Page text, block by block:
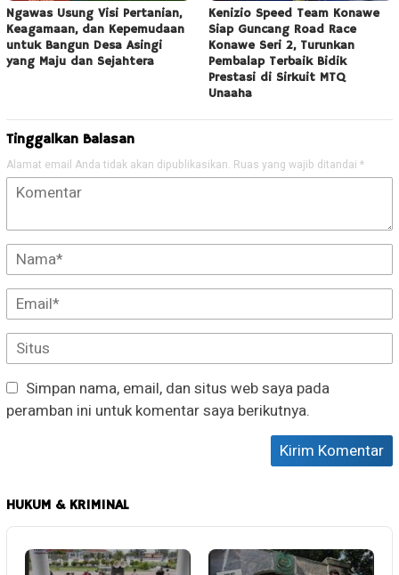
Ngawas Usung Visi Pertanian,
Keagamaan, dan Kepemudaan
untuk Bangun Desa Asingi
yang Maju dan Sejahtera
Kenizio Speed Team Konawe
Siap Guncang Road Race
Konawe Seri 2, Turunkan
Pembalap Terbaik Bidik
Prestasi di Sirkuit MTQ
Unaaha
Tinggalkan Balasan
Alamat email Anda tidak akan dipublikasikan. Ruas yang wajib ditandai *
Simpan nama, email, dan situs web saya pada
peramban ini untuk komentar saya berikutnya.
HUKUM & KRIMINAL